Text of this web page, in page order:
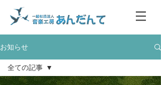
お知らせ
全ての記事